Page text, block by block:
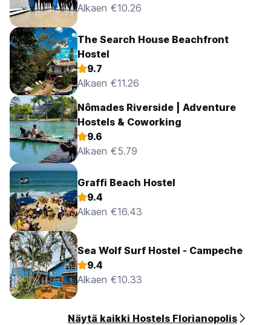
Alkaen €10.26
The Search House Beachfront
Hostel
9.7
Alkaen €11.26
Nômades Riverside | Adventure
Hostels & Coworking
9.6
Alkaen €5.79
Graffi Beach Hostel
9.4
Alkaen €16.43
Sea Wolf Surf Hostel - Campeche
9.4
Alkaen €10.33
Näytä kaikki Hostels Florianopolis